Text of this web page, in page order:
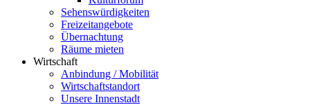
Sehenswürdigkeiten
Freizeitangebote
Übernachtung
Räume mieten
Wirtschaft
Anbindung / Mobilität
Wirtschaftstandort
Unsere Innenstadt